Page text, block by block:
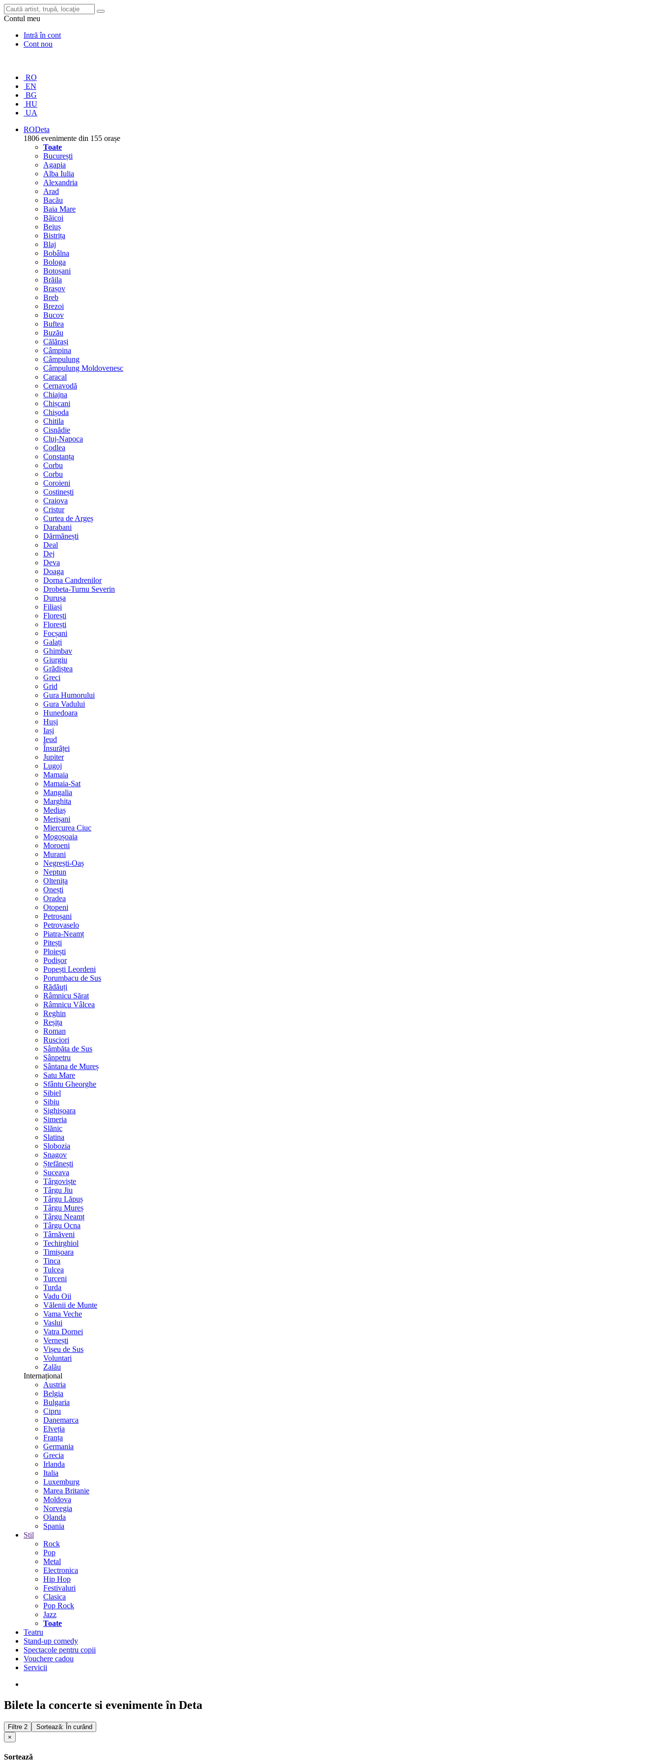
Contul meu
Intră în cont
Cont nou
RO
EN
BG
HU
UA
RODeta
1806 evenimente din 155 orașe
Toate
București
Agapia
Alba Iulia
Alexandria
Arad
Bacău
Baia Mare
Băicoi
Beiuș
Bistrița
Blaj
Bobâlna
Bologa
Botoșani
Brăila
Brașov
Breb
Brezoi
Bucov
Buftea
Buzău
Călărași
Câmpina
Câmpulung
Câmpulung Moldovenesc
Caracal
Cernavodă
Chiajna
Chișcani
Chișoda
Chitila
Cisnădie
Cluj-Napoca
Codlea
Constanța
Corbu
Corbu
Coroieni
Costinești
Craiova
Cristur
Curtea de Argeș
Darabani
Dărmănești
Deal
Dej
Deva
Doaga
Dorna Candrenilor
Drobeta-Turnu Severin
Durușa
Filiași
Florești
Florești
Focșani
Galați
Ghimbav
Giurgiu
Grădiștea
Greci
Grid
Gura Humorului
Gura Vadului
Hunedoara
Huși
Iași
Ieud
Însurăței
Jupiter
Lugoj
Mamaia
Mamaia-Sat
Mangalia
Marghita
Mediaș
Merișani
Miercurea Ciuc
Mogoșoaia
Moroeni
Murani
Negrești-Oaș
Neptun
Oltenița
Onești
Oradea
Otopeni
Petroșani
Petrovaselo
Piatra-Neamț
Pitești
Ploiești
Podișor
Popești Leordeni
Porumbacu de Sus
Rădăuți
Râmnicu Sărat
Râmnicu Vâlcea
Reghin
Reșița
Roman
Rusciori
Sâmbăta de Sus
Sânpetru
Sântana de Mureș
Satu Mare
Sfântu Gheorghe
Sibiel
Sibiu
Sighișoara
Simeria
Slănic
Slatina
Slobozia
Snagov
Ștefănești
Suceava
Târgoviște
Târgu Jiu
Târgu Lăpuș
Târgu Mureș
Târgu Neamț
Târgu Ocna
Târnăveni
Techirghiol
Timișoara
Tinca
Tulcea
Turceni
Turda
Vadu Oii
Vălenii de Munte
Vama Veche
Vaslui
Vatra Dornei
Vernești
Vișeu de Sus
Voluntari
Zalău
Internațional
Austria
Belgia
Bulgaria
Cipru
Danemarca
Elveția
Franța
Germania
Grecia
Irlanda
Italia
Luxemburg
Marea Britanie
Moldova
Norvegia
Olanda
Spania
Stil
Rock
Pop
Metal
Electronica
Hip Hop
Festivaluri
Clasica
Pop Rock
Jazz
Toate
Teatru
Stand-up comedy
Spectacole pentru copii
Vouchere cadou
Servicii
Bilete la concerte si evenimente în Deta
Filtre 2
Sortează: În curând
×
Sortează